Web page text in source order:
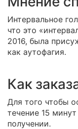
Интервальное
что это
2016, была
как аутофагия.
Как
Для того чтобы
течение 15
получении.